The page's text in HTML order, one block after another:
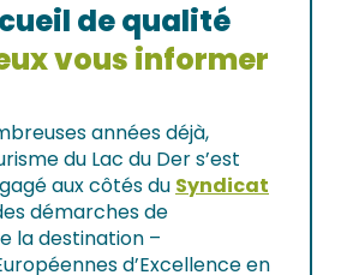
de qualité
vous informer
années déjà,
du Lac du Der s’est
aux côtés du Syndicat
démarches de
la destination –
d’Excellence en